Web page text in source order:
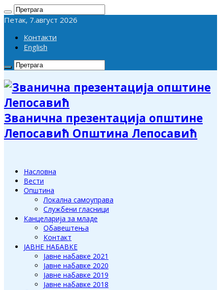
Петак, 7.август 2026
Контакти
English
Званична презентација општине
Лепосавић Општина Лепосавић
Насловна
Вести
Општина
Локална самоуправа
Службени гласници
Канцеларија за младе
Обавештења
Контакт
ЈАВНЕ НАБАВКЕ
Јавне набавке 2021
Јавне набавке 2020
Јавне набавке 2019
Јавне набавке 2018